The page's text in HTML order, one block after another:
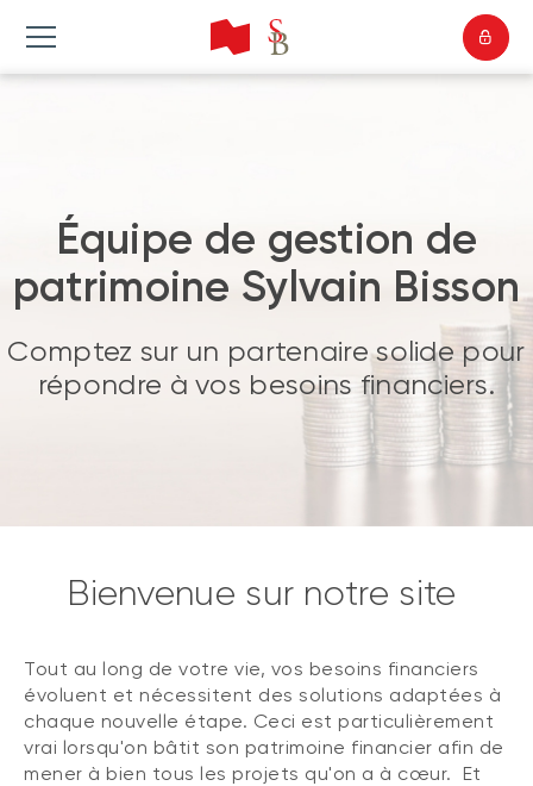
Équipe de gestion de
patrimoine Sylvain Bisson
Comptez sur un partenaire solide pour
répondre à vos besoins financiers.
Bienvenue sur notre site
Tout au long de votre vie, vos besoins financiers
évoluent et nécessitent des solutions adaptées à
chaque nouvelle étape. Ceci est particulièrement
vrai lorsqu'on bâtit son patrimoine financier afin de
mener à bien tous les projets qu'on a à cœur. Et